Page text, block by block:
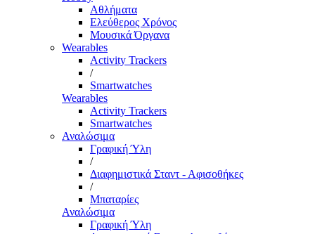
Αθλήματα
Ελεύθερος Χρόνος
Μουσικά Όργανα
Wearables
Activity Trackers
/
Smartwatches
Wearables
Activity Trackers
Smartwatches
Αναλώσιμα
Γραφική Ύλη
/
Διαφημιστικά Σταντ - Αφισοθήκες
/
Μπαταρίες
Αναλώσιμα
Γραφική Ύλη